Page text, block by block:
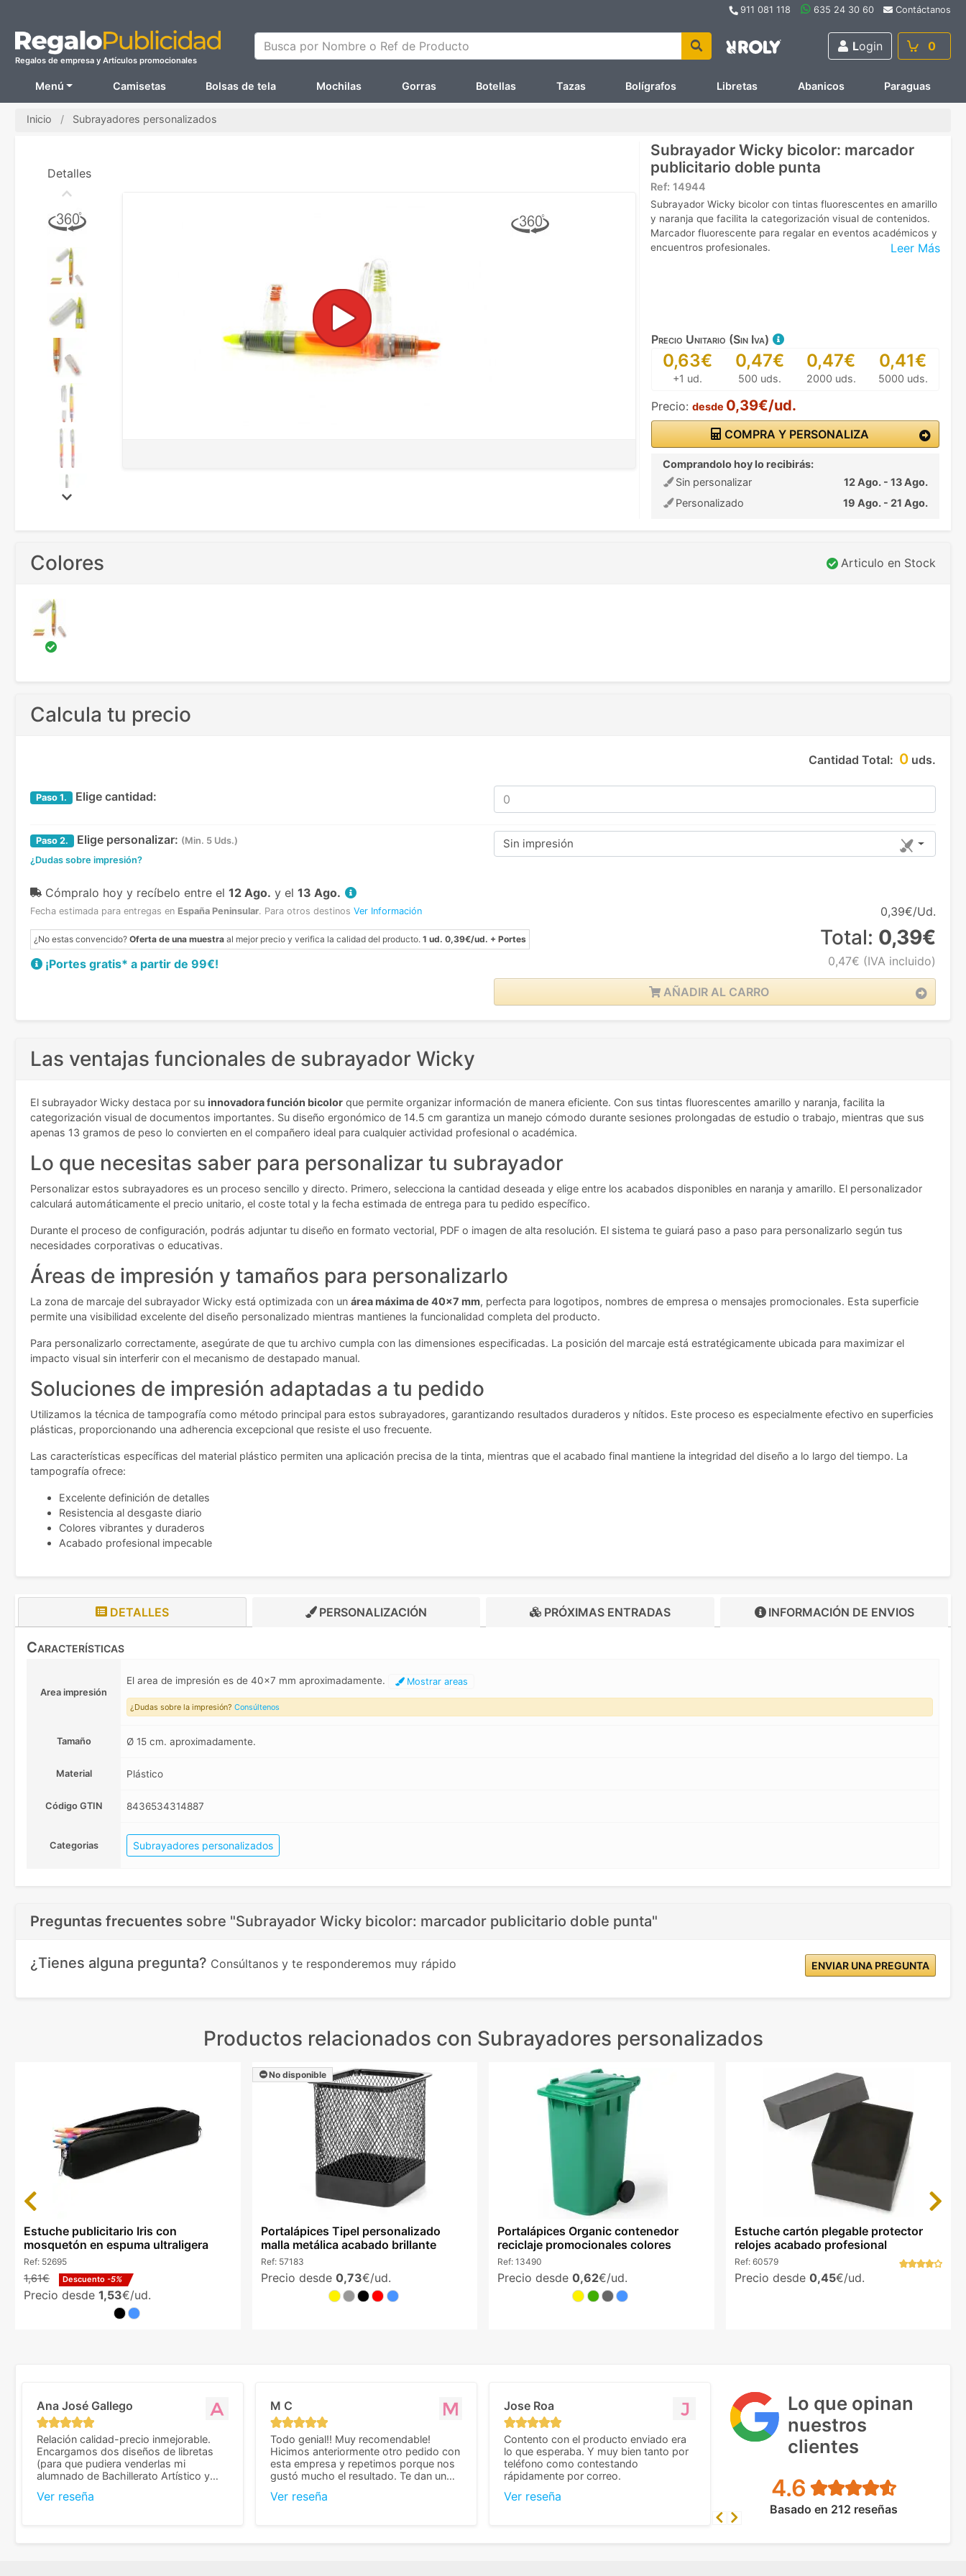
911 081 118 635 24 30 60 Contáctanos
Regalos de empresa y Artículos promocionales
Busca por Nombre o Ref de Producto Login 0
Menú Camisetas Bolsas de tela Mochilas Gorras Botellas Tazas Bolígrafos Libretas Abanicos Paraguas
Inicio Subrayadores personalizados
Subrayador Wicky bicolor: marcador
publicitario doble punta
Ref: 14944
Leer Más
Subrayador Wicky bicolor con tintas fluorescentes en amarillo
y naranja que facilita la categorización visual de contenidos.
Marcador fluorescente para regalar en eventos académicos y
encuentros profesionales.
Precio Unitario (Sin Iva)
0,63€
+1 ud.
0,47€
500 uds.
0,47€
2000 uds.
0,41€
5000 uds.
Precio: desde 0,39€/ud.
COMPRA Y PERSONALIZA
Comprandolo hoy lo recibirás:
Sin personalizar
12 Ago. - 13 Ago.
Personalizado
19 Ago. - 21 Ago.
Detalles
Colores Articulo en Stock
Calcula tu precio
Cantidad Total: 0 uds.
Paso 1. Elige cantidad:
Paso 2. Elige personalizar: (Min. 5 Uds.)
¿Dudas sobre impresión?
Sin impresión
Cómpralo hoy y recíbelo entre el 12 Ago. y el 13 Ago.
Fecha estimada para entregas en España Peninsular. Para otros destinos Ver Información
¿No estas convencido? Oferta de una muestra al mejor precio y verifica la calidad del producto. 1 ud. 0,39€/ud. + Portes
¡Portes gratis* a partir de 99€!
0,39€/Ud.
Total: 0,39€
0,47€ (IVA incluido)
AÑADIR AL CARRO
Las ventajas funcionales de subrayador Wicky
El subrayador Wicky destaca por su innovadora función bicolor que permite organizar información de manera eficiente. Con sus tintas fluorescentes amarillo y naranja, facilita la
categorización visual de documentos importantes. Su diseño ergonómico de 14.5 cm garantiza un manejo cómodo durante sesiones prolongadas de estudio o trabajo, mientras que sus
apenas 13 gramos de peso lo convierten en el compañero ideal para cualquier actividad profesional o académica.
Lo que necesitas saber para personalizar tu subrayador
Personalizar estos subrayadores es un proceso sencillo y directo. Primero, selecciona la cantidad deseada y elige entre los acabados disponibles en naranja y amarillo. El personalizador
calculará automáticamente el precio unitario, el coste total y la fecha estimada de entrega para tu pedido específico.
Durante el proceso de configuración, podrás adjuntar tu diseño en formato vectorial, PDF o imagen de alta resolución. El sistema te guiará paso a paso para personalizarlo según tus
necesidades corporativas o educativas.
Áreas de impresión y tamaños para personalizarlo
La zona de marcaje del subrayador Wicky está optimizada con un área máxima de 40x7 mm, perfecta para logotipos, nombres de empresa o mensajes promocionales. Esta superficie
permite una visibilidad excelente del diseño personalizado mientras mantienes la funcionalidad completa del producto.
Para personalizarlo correctamente, asegúrate de que tu archivo cumpla con las dimensiones especificadas. La posición del marcaje está estratégicamente ubicada para maximizar el
impacto visual sin interferir con el mecanismo de destapado manual.
Soluciones de impresión adaptadas a tu pedido
Utilizamos la técnica de tampografía como método principal para estos subrayadores, garantizando resultados duraderos y nítidos. Este proceso es especialmente efectivo en superficies
plásticas, proporcionando una adherencia excepcional que resiste el uso frecuente.
Las características específicas del material plástico permiten una aplicación precisa de la tinta, mientras que el acabado final mantiene la integridad del diseño a lo largo del tiempo. La
tampografía ofrece:
Excelente definición de detalles
Resistencia al desgaste diario
Colores vibrantes y duraderos
Acabado profesional impecable
DETALLES PERSONALIZACIÓN PRÓXIMAS ENTRADAS INFORMACIÓN DE ENVIOS
Características
Area impresión
El area de impresión es de 40x7 mm aproximadamente. Mostrar areas
¿Dudas sobre la impresión? Consúltenos
Tamaño Ø 15 cm. aproximadamente.
Material Plástico
Código GTIN 8436534314887
Categorias Subrayadores personalizados
Preguntas frecuentes sobre "Subrayador Wicky bicolor: marcador publicitario doble punta"
¿Tienes alguna pregunta? Consúltanos y te responderemos muy rápido ENVIAR UNA PREGUNTA
Productos relacionados con Subrayadores personalizados
Estuche publicitario Iris con
mosquetón en espuma ultraligera
Ref: 52695
1,61€ Descuento -5%
Precio desde 1,53€/ud.
No disponible
Portalápices Tipel personalizado
malla metálica acabado brillante
Ref: 57183
Precio desde 0,73€/ud.
Portalápices Organic contenedor
reciclaje promocionales colores
Ref: 13490
Precio desde 0,62€/ud.
Estuche cartón plegable protector
relojes acabado profesional
Ref: 60579
Precio desde 0,45€/ud.
Previous Next
Lo que opinan
nuestros
clientes
4.6
Basado en 212 reseñas
Ana José Gallego
Relación calidad-precio inmejorable.
Encargamos dos diseños de libretas
(para que pudiera venderlas mi
alumnado de Bachillerato Artístico y
mejor presupuesto con diferencia, con
Ver reseña
M C
Todo genial!! Muy recomendable!
Hicimos anteriormente otro pedido con
esta empresa y repetimos porque nos
gustó mucho el resultado. Te dan un
que valoramos mucho cuando se trata
Ver reseña
Jose Roa
Contento con el producto enviado era
lo que esperaba. Y muy bien tanto por
teléfono como contestando
rápidamente por correo.
Ver reseña
Previous
Next